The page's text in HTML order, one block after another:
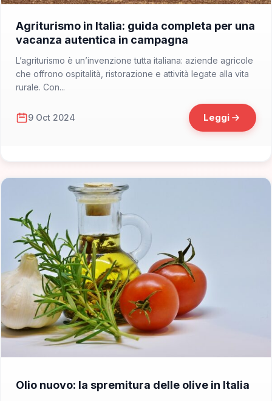
Agriturismo in Italia: guida completa per una
vacanza autentica in campagna
L’agriturismo è un’invenzione tutta italiana: aziende agricole
che offrono ospitalità, ristorazione e attività legate alla vita
rurale. Con...
9 Oct 2024 Leggi
Olio nuovo: la spremitura delle olive in Italia